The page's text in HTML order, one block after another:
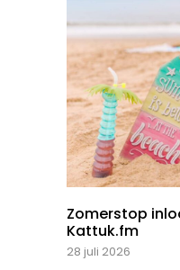
Zomerstop
Kattuk.fm
28 juli 2026